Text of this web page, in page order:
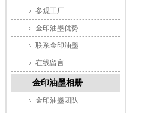
参观工厂
金印油墨优势
联系金印油墨
在线留言
金印油墨相册
金印油墨团队